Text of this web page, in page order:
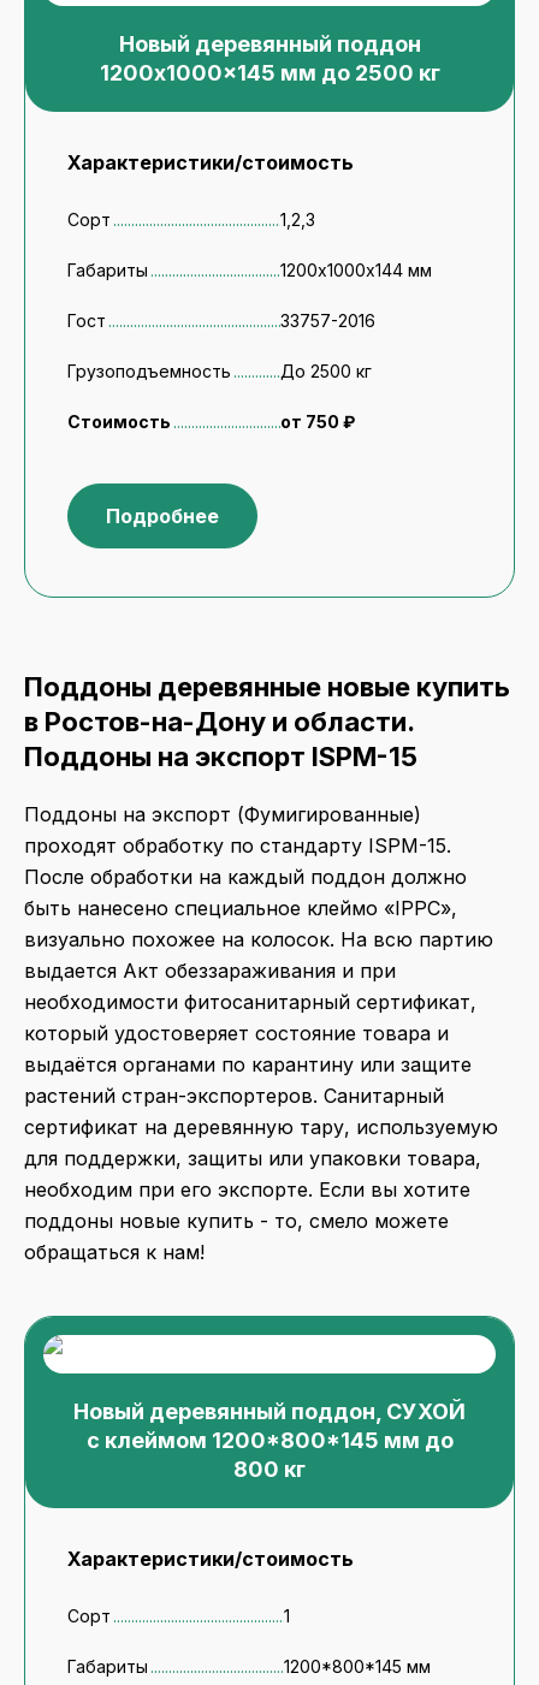
Новый деревянный поддон
1200x1000x145 мм до 2500 кг
Характеристики/стоимость
Сорт 1,2,3
Габариты 1200х1000х144 мм
Гост 33757-2016
Грузоподъемность До 2500 кг
Стоимость от 750 ₽
Подробнее
Поддоны деревянные новые купить
в Ростов-на-Дону и области.
Поддоны на экспорт ISPM-15
Поддоны на экспорт (Фумигированные)
проходят обработку по стандарту ISPM-15.
После обработки на каждый поддон должно
быть нанесено специальное клеймо «IPPC»,
визуально похожее на колосок. На всю партию
выдается Акт обеззараживания и при
необходимости фитосанитарный сертификат,
который удостоверяет состояние товара и
выдаётся органами по карантину или защите
растений стран-экспортеров. Санитарный
сертификат на деревянную тару, используемую
для поддержки, защиты или упаковки товара,
необходим при его экспорте. Если вы хотите
поддоны новые купить - то, смело можете
обращаться к нам!
Новый деревянный поддон, СУХОЙ
с клеймом 1200*800*145 мм до
800 кг
Характеристики/стоимость
Сорт 1
Габариты 1200*800*145 мм